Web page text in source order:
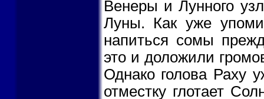
Венеры и Лунного
Луны. Как уже
напиться сомы
это и доложили
Однако голова Раху
отместку глотает